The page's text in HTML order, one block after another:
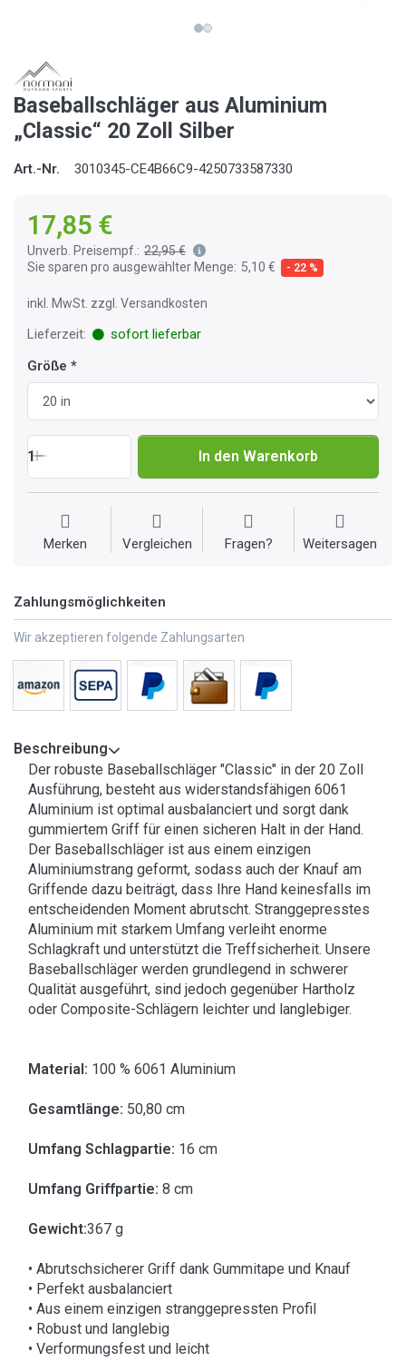
Baseballschläger aus Aluminium
„Classic“ 20 Zoll Silber
Art.-Nr. 3010345-CE4B66C9-4250733587330
17,85 €
Unverb. Preisempf.: 22,95 €
Sie sparen pro ausgewählter Menge: 5,10 € - 22 %
inkl. MwSt. zzgl. Versandkosten
Lieferzeit:
sofort lieferbar
Größe
1 In den Warenkorb
Merken Vergleichen Fragen? Weitersagen
Zahlungsmöglichkeiten
Wir akzeptieren folgende Zahlungsarten
Beschreibung
Der robuste Baseballschläger "Classic" in der 20 Zoll
Ausführung, besteht aus widerstandsfähigen 6061
Aluminium ist optimal ausbalanciert und sorgt dank
gummiertem Griff für einen sicheren Halt in der Hand.
Der Baseballschläger ist aus einem einzigen
Aluminiumstrang geformt, sodass auch der Knauf am
Griffende dazu beiträgt, dass Ihre Hand keinesfalls im
entscheidenden Moment abrutscht. Stranggepresstes
Aluminium mit starkem Umfang verleiht enorme
Schlagkraft und unterstützt die Treffsicherheit. Unsere
Baseballschläger werden grundlegend in schwerer
Qualität ausgeführt, sind jedoch gegenüber Hartholz
oder Composite-Schlägern leichter und langlebiger.
Material: 100 % 6061 Aluminium
Gesamtlänge: 50,80 cm
Umfang Schlagpartie: 16 cm
Umfang Griffpartie: 8 cm
Gewicht:367 g
• Abrutschsicherer Griff dank Gummitape und Knauf
• Perfekt ausbalanciert
• Aus einem einzigen stranggepressten Profil
• Robust und langlebig
• Verformungsfest und leicht